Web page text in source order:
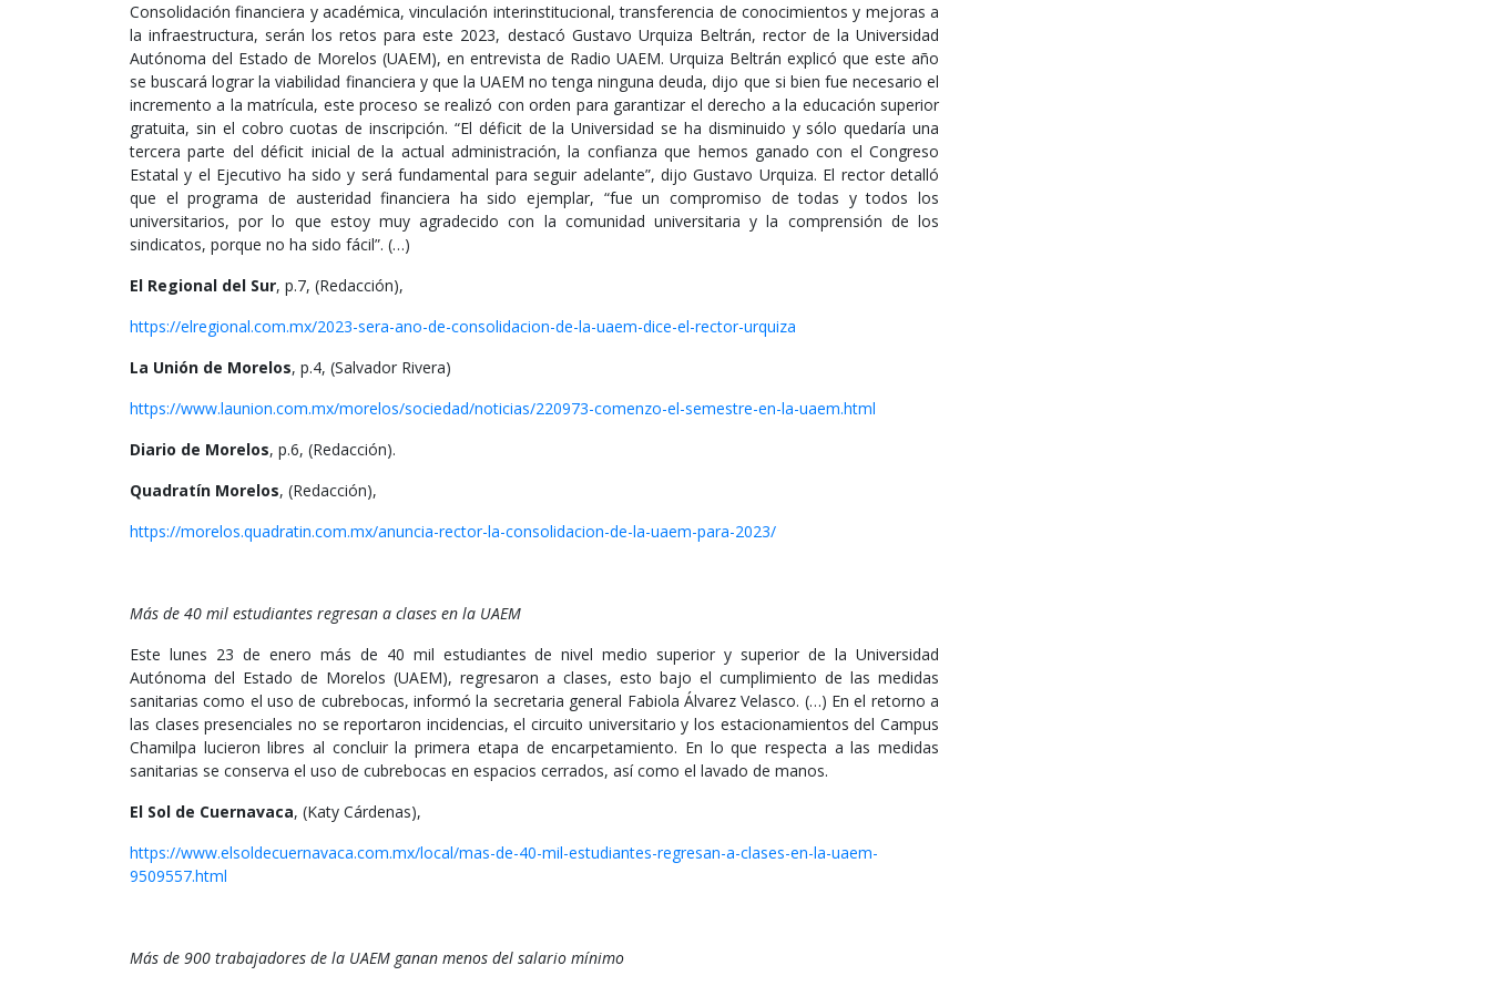
Consolidación financiera y académica, vinculación interinstitucional, transferencia de conocimientos y mejoras a
la infraestructura, serán los retos para este 2023, destacó Gustavo Urquiza Beltrán, rector de la Universidad
Autónoma del Estado de Morelos (UAEM), en entrevista de Radio UAEM. Urquiza Beltrán explicó que este año
se buscará lograr la viabilidad financiera y que la UAEM no tenga ninguna deuda, dijo que si bien fue necesario el
incremento a la matrícula, este proceso se realizó con orden para garantizar el derecho a la educación superior
gratuita, sin el cobro cuotas de inscripción. “El déficit de la Universidad se ha disminuido y sólo quedaría una
tercera parte del déficit inicial de la actual administración, la confianza que hemos ganado con el Congreso
Estatal y el Ejecutivo ha sido y será fundamental para seguir adelante”, dijo Gustavo Urquiza. El rector detalló
que el programa de austeridad financiera ha sido ejemplar, “fue un compromiso de todas y todos los
universitarios, por lo que estoy muy agradecido con la comunidad universitaria y la comprensión de los
sindicatos, porque no ha sido fácil”. (…)
El Regional del Sur, p.7, (Redacción),
https://elregional.com.mx/2023-sera-ano-de-consolidacion-de-la-uaem-dice-el-rector-urquiza
La Unión de Morelos, p.4, (Salvador Rivera)
https://www.launion.com.mx/morelos/sociedad/noticias/220973-comenzo-el-semestre-en-la-uaem.html
Diario de Morelos, p.6, (Redacción).
Quadratín Morelos, (Redacción),
https://morelos.quadratin.com.mx/anuncia-rector-la-consolidacion-de-la-uaem-para-2023/
Más de 40 mil estudiantes regresan a clases en la UAEM
Este lunes 23 de enero más de 40 mil estudiantes de nivel medio superior y superior de la Universidad
Autónoma del Estado de Morelos (UAEM), regresaron a clases, esto bajo el cumplimiento de las medidas
sanitarias como el uso de cubrebocas, informó la secretaria general Fabiola Álvarez Velasco. (…) En el retorno a
las clases presenciales no se reportaron incidencias, el circuito universitario y los estacionamientos del Campus
Chamilpa lucieron libres al concluir la primera etapa de encarpetamiento. En lo que respecta a las medidas
sanitarias se conserva el uso de cubrebocas en espacios cerrados, así como el lavado de manos.
El Sol de Cuernavaca, (Katy Cárdenas),
https://www.elsoldecuernavaca.com.mx/local/mas-de-40-mil-estudiantes-regresan-a-clases-en-la-uaem-
9509557.html
Más de 900 trabajadores de la UAEM ganan menos del salario mínimo